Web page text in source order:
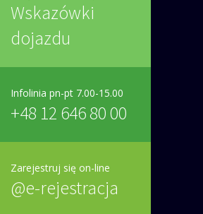
Wskazówki
dojazdu
Infolinia pn-pt 7.00-15.00
+48 12 646 80 00
Zarejestruj się on-line
@e-rejestracja